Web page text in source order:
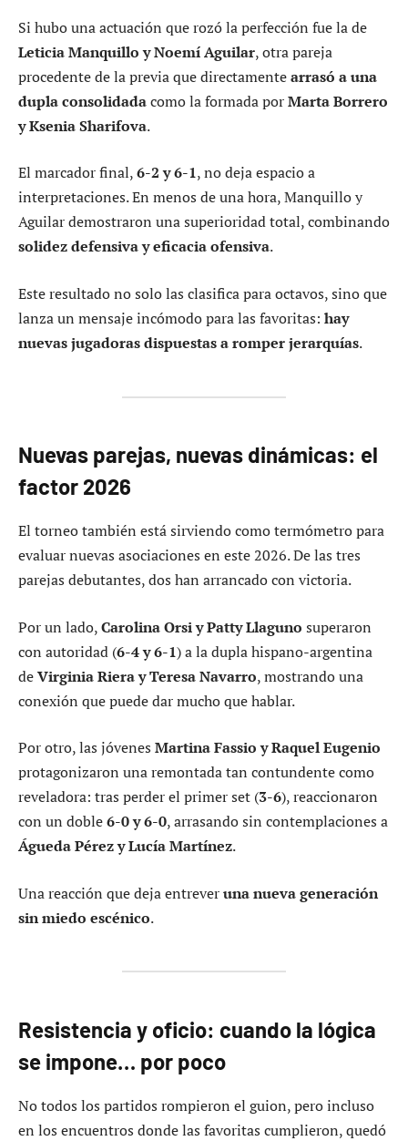
Si hubo una actuación que rozó la perfección fue la de
Leticia Manquillo y Noemí Aguilar, otra pareja
procedente de la previa que directamentearrasó a una
dupla consolidadacomo la formada porMarta Borrero
y Ksenia Sharifova.
El marcador final,6-2 y 6-1, no deja espacio a
interpretaciones. En menos de una hora, Manquillo y
Aguilar demostraron una superioridad total, combinando
solidez defensiva y eficacia ofensiva.
Este resultado no solo las clasifica para octavos, sino que
lanza un mensaje incómodo para las favoritas: hay
nuevas jugadoras dispuestas a romper jerarquías.
Nuevas parejas, nuevas dinámicas: el
factor 2026
El torneo también está sirviendo como termómetro para
evaluar nuevas asociaciones en este 2026. De las tres
parejas debutantes, dos han arrancado con victoria.
Por un lado,Carolina Orsi y Patty Llaguno superaron
con autoridad (6-4 y 6-1) a la dupla hispano-argentina
deVirginia Riera y Teresa Navarro, mostrando una
conexión que puede dar mucho que hablar.
Por otro, las jóvenes Martina Fassio y Raquel Eugenio
protagonizaron una remontada tan contundente como
reveladora: tras perder el primer set (3-6), reaccionaron
con un doble6-0 y 6-0, arrasando sin contemplaciones a
Águeda Pérez y Lucía Martínez.
Una reacción que deja entreveruna nueva generación
sin miedo escénico.
Resistencia y oficio: cuando la lógica
se impone… por poco
No todos los partidos rompieron el guion, pero incluso
en los encuentros donde las favoritas cumplieron, quedó